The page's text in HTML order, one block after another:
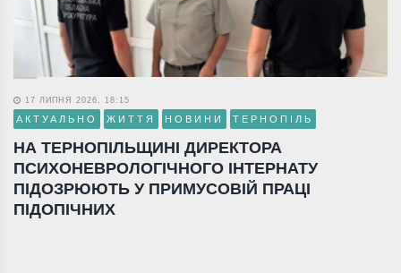
17 ЛИПНЯ 2026, 18:15
АКТУАЛЬНО ЖИТТЯ НОВИНИ ТЕРНОПІЛЬ
НА ТЕРНОПІЛЬЩИНІ ДИРЕКТОРА
ПСИХОНЕВРОЛОГІЧНОГО ІНТЕРНАТУ
ПІДОЗРЮЮТЬ У ПРИМУСОВІЙ ПРАЦІ
ПІДОПІЧНИХ